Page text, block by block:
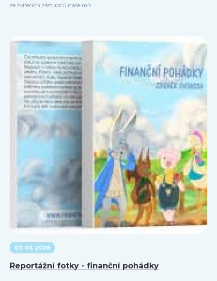
ze zvířecích zástupců naše mís...
07. 03. 2026
Reportážní fotky - finanční pohádky